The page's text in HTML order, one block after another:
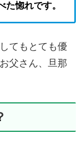
惚れです。
てもとても優
父さん、旦那